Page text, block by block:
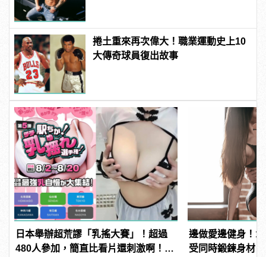
捲土重來再次偉大！職業運動史上10
大傳奇球員復出故事
日本舉辦超荒謬「乳搖大賽」！超過
480人參加，簡直比看片還刺激啊！ |
邊做愛邊健身！
受同時鍛鍊身材